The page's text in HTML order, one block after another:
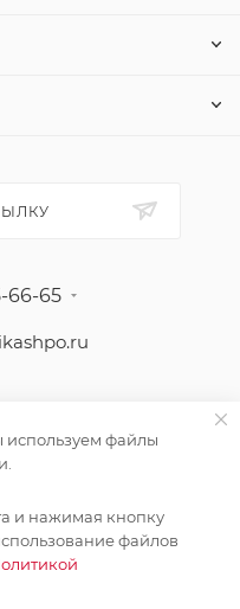
66-65
2026
используем файлы
и нажимая кнопку
файлов